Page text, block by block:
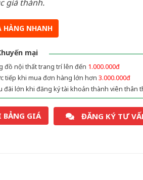
giá thành.
HÀNG NHANH
mại
đồ nội thất trang trí lên đến 1.000.000đ
tiếp khi mua đơn hàng lớn hơn 3.000.000đ
đãi lớn khi đăng ký tài khoản thành viên thân
BẢNG GIÁ ĐĂNG KÝ TƯ